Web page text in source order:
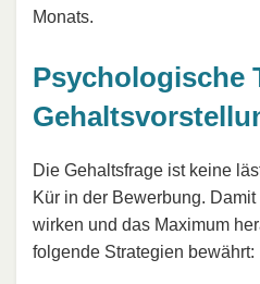
Monats.
Psychologische
Die Gehaltsfrage ist keine
Kür in der Bewerbung.
wirken und das Maximum
folgende Strategien bewährt: